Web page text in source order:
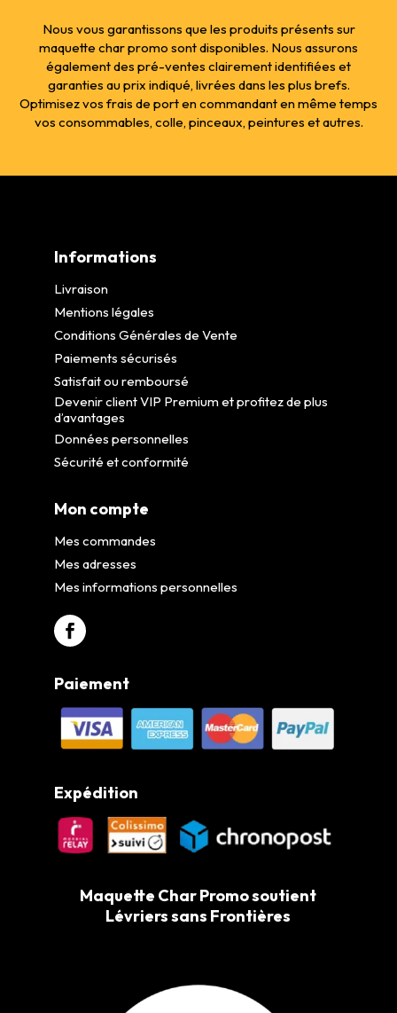
Nous vous garantissons que les produits présents sur
maquette char promo sont disponibles. Nous assurons
également des pré-ventes clairement identifiées et
garanties au prix indiqué, livrées dans les plus brefs.
Optimisez vos frais de port en commandant en même temps
vos consommables, colle, pinceaux, peintures et autres.
Informations
Livraison
Mentions légales
Conditions Générales de Vente
Paiements sécurisés
Satisfait ou remboursé
Devenir client VIP Premium et profitez de plus
d’avantages
Données personnelles
Sécurité et conformité
Mon compte
Mes commandes
Mes adresses
Mes informations personnelles
Paiement
Expédition
Maquette Char Promo soutient
Lévriers sans Frontières